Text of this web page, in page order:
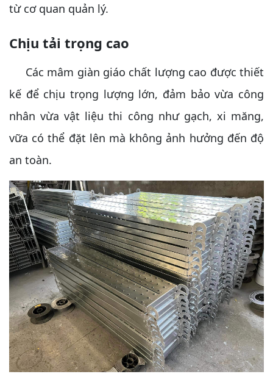
từ cơ quan quản lý.
Chịu tải trọng cao
Các mâm giàn giáo chất lượng cao được thiết
kế để chịu trọng lượng lớn, đảm bảo vừa công
nhân vừa vật liệu thi công như gạch, xi măng,
vữa có thể đặt lên mà không ảnh hưởng đến độ
an toàn.